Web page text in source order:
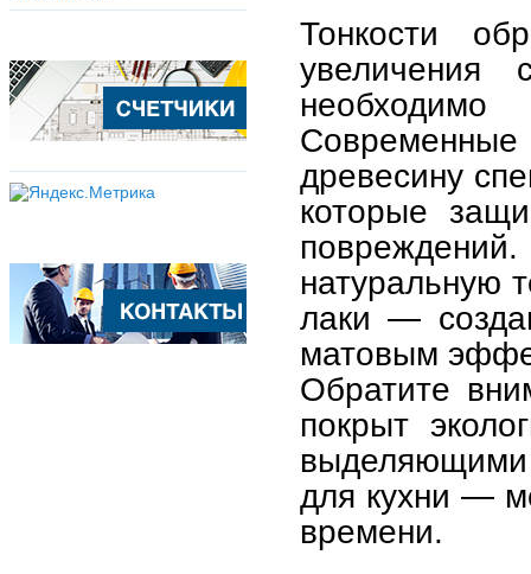
Тонкости
увеличения
необходимо
древесину
которые
натуральную
лаки —
матовым
Обратите
покрыт
выделяющими
для кухни —
времени.